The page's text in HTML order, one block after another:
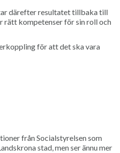
därefter resultatet tillbaka till
rätt kompetenser för sin roll och
för att det ska vara
från Socialstyrelsen som
stad, men ser ännu mer